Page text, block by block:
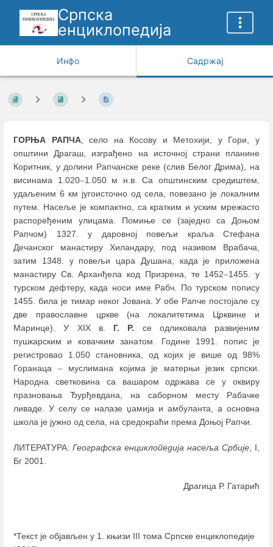
Српска
енциклопедија
Инфо Садржај
ГОРЊА РАПЧА, село на Косову и Метохији, у Гори, у
општини Драгаш, изграђено на источној страни планине
Коритник, у долини Рапчанске реке (слив Белог Дрима), на
висинама 1.020–1.050 м н.в. Са општинским средиштем,
удаљеним 6 км југоисточно од села, повезано је локалним
путем. Насеље је компактно, са кратким и уским мрежасто
распоређеним улицама. Помиње се (заједно са Доњом
Рапчом) 1327. у даровној повељи краља Стефана
Дечанског манастиру Хиландару, под називом Врабача,
затим 1348. у повељи цара Душана, када је приложена
манастиру Св. Арханђела код Призрена, те 1452–1455. у
турском дефтеру, када носи име Рабч. По турском попису
1455. била је тимар неког Јована. У обе Рапче постојале су
две православне цркве (на локалитетима Црквине и
Маринце). У XIX в. Г. Р. се одликовала развијеним
пушкарским и ковачким занатом. Године 1991. попис је
регистровао 1.050 становника, од којих је више од 98%
Горанаца –муслимана којима је матерњи језик српски.
Народна светковина са вашаром одржава се у оквиру
празновања Ђурђевдана, на саборном месту Рабачке
ливаде. У селу се налазе џамија и амбуланта, а основна
школа је јужно од села, на средокраћи према Доњој Рапчи.
ЛИТЕРАТУРА: Географска енциклопедија насеља Србије , I,
Бг 2001.
Драгица Р. Гатарић
*Текст је објављен у 1. књизи III тома Српске енциклопедије